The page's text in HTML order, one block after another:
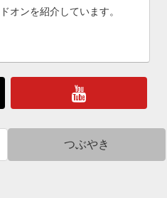
オンを紹介しています。
つぶやき